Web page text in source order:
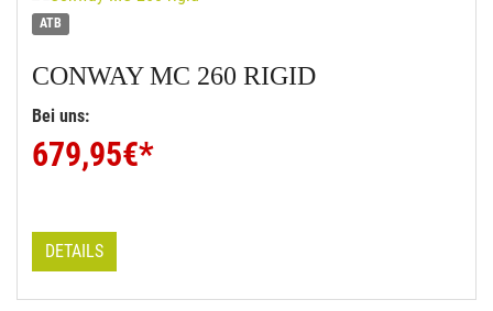
ATB
CONWAYMC 260 RIGID
Bei uns:
679,95€*
DETAILS